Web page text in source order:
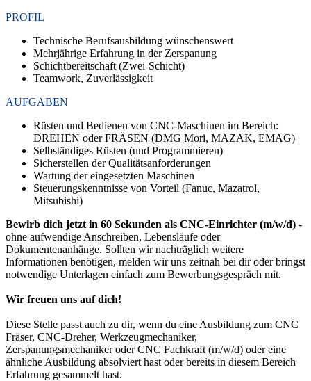
PROFIL
Technische Berufsausbildung wünschenswert
Mehrjährige Erfahrung in der Zerspanung
Schichtbereitschaft (Zwei-Schicht)
Teamwork, Zuverlässigkeit
AUFGABEN
Rüsten und Bedienen von CNC-Maschinen im Bereich:
DREHEN oder FRÄSEN (DMG Mori, MAZAK, EMAG)
​​​​​Selbständiges Rüsten (und Programmieren)
Sicherstellen der Qualitätsanforderungen
Wartung der eingesetzten Maschinen
Steuerungskenntnisse von Vorteil (Fanuc, Mazatrol,
Mitsubishi)
Bewirb dich jetzt in 60 Sekunden als CNC-Einrichter (m/w/d) -
ohne aufwendige Anschreiben, Lebensläufe oder
Dokumentenanhänge. Sollten wir nachträglich weitere
Informationen benötigen, melden wir uns zeitnah bei dir oder bringst
notwendige Unterlagen einfach zum Bewerbungsgespräch mit.
Wir freuen uns auf dich!
Diese Stelle passt auch zu dir, wenn du eine Ausbildung zum CNC
Fräser, CNC-Dreher, Werkzeugmechaniker,
Zerspanungsmechaniker oder CNC Fachkraft (m/w/d) oder eine
ähnliche Ausbildung absolviert hast oder bereits in diesem Bereich
Erfahrung gesammelt hast.